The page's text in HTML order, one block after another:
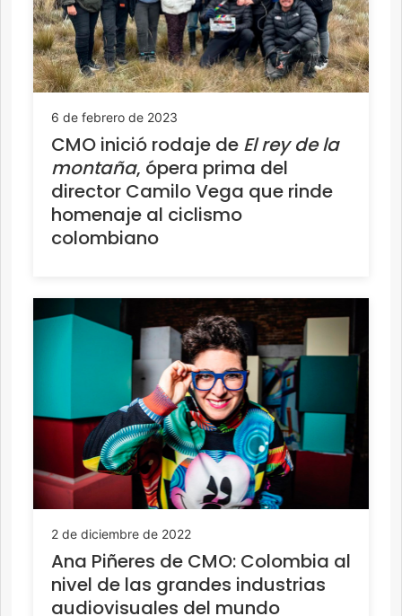
6 de febrero de 2023
CMO inició rodaje de El rey de la
montaña, ópera prima del
director Camilo Vega que rinde
homenaje al ciclismo
colombiano
2 de diciembre de 2022
Ana Piñeres de CMO: Colombia al
nivel de las grandes industrias
audiovisuales del mundo